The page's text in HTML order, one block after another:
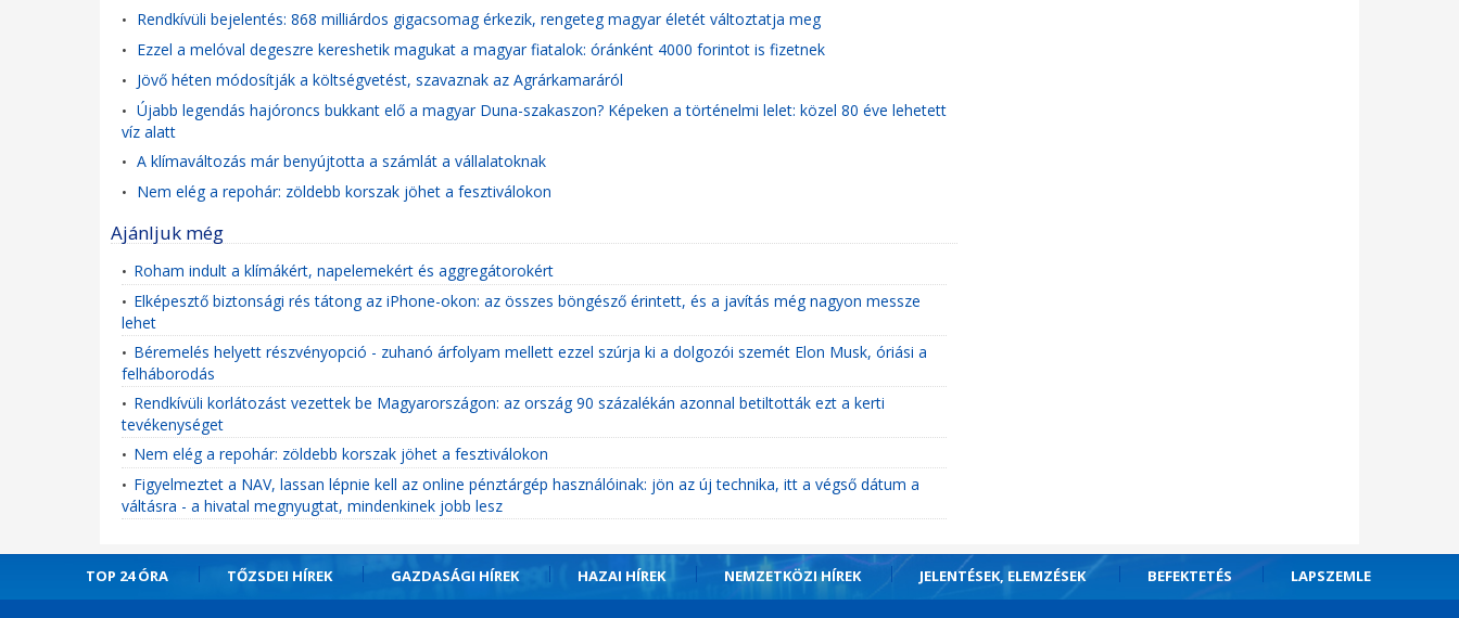
• Rendkívüli bejelentés: 868 milliárdos gigacsomag érkezik, rengeteg magyar életét változtatja meg
• Ezzel a melóval degeszre kereshetik magukat a magyar fiatalok: óránként 4000 forintot is fizetnek
• Jövő héten módosítják a költségvetést, szavaznak az Agrárkamaráról
• Újabb legendás hajóroncs bukkant elő a magyar Duna-szakaszon? Képeken a történelmi lelet: közel 80 éve lehetett
víz alatt
• A klímaváltozás már benyújtotta a számlát a vállalatoknak
• Nem elég a repohár: zöldebb korszak jöhet a fesztiválokon
Ajánljuk még
• Roham indult a klímákért, napelemekért és aggregátorokért
• Elképesztő biztonsági rés tátong az iPhone-okon: az összes böngésző érintett, és a javítás még nagyon messze
lehet
• Béremelés helyett részvényopció - zuhanó árfolyam mellett ezzel szúrja ki a dolgozói szemét Elon Musk, óriási a
felháborodás
• Rendkívüli korlátozást vezettek be Magyarországon: az ország 90 százalékán azonnal betiltották ezt a kerti
tevékenységet
• Nem elég a repohár: zöldebb korszak jöhet a fesztiválokon
• Figyelmeztet a NAV, lassan lépnie kell az online pénztárgép használóinak: jön az új technika, itt a végső dátum a
váltásra - a hivatal megnyugtat, mindenkinek jobb lesz
TOP 24 ÓRA TŐZSDEI HÍREK GAZDASÁGI HÍREK HAZAI HÍREK NEMZETKÖZI HÍREK JELENTÉSEK, ELEMZÉSEK BEFEKTETÉS LAPSZEMLE